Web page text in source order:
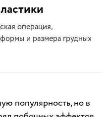
операция,
и размера грудных
популярность, но в